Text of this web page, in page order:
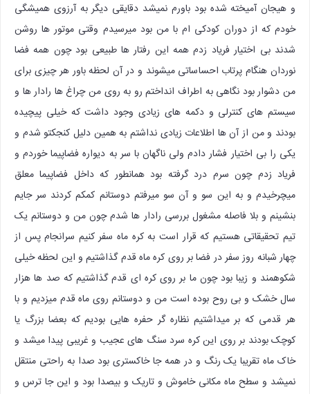
و هیجان آمیخته شده بود باورم نمیشد دقایقی دیگر به آرزوی همیشگی
خودم که از دوران کودکی ام با من بود میرسیدم وقتی موتور ها روشن
شدند بی اختیار فریاد زدم همه این رفتار ها طبیعی بود چون همه فضا
نوردان هنگام پرتاب احساساتی میشوند و در آن لحظه باور هر چیزی برای
من دشوار بود نگاهی به اطراف انداختم رو به روی من چراغ ها رادار ها و
سیستم های کنترلی و دکمه های زیادی وجود داشت که خیلی پیچیده
بودند و من از آن ها اطلاعات زیادی نداشتم به همین دلیل کنجکتو شدم و
یکی را بی اختیار فشار دادم ولی ناگهان با سر به دیواره فضاپیما خوردم و
فریاد زدم چون سرم درد گرفته بود همانطور که داخل فضاپیما معلق
میچرخیدم و به این سو و آن سو میرفتم دوستانم کمکم کردند سر جایم
بنشینم و بلا فاصله مشغول بررسی رادار ها شدم چون من و دوستانم یک
تیم تحقیقاتی هستیم که قرار است به کره ماه سفر کنیم سرانجام پس از
چهار شبانه روز سفر در فضا بر روی کره ماه قدم گذاشتیم و این لحظه خیلی
شکوهمند و زیبا بود چون ما بر روی کره ای قدم گذاشتیم که صد ها هزار
سال خشک و بی روح بوده است من و دوستانم روی ماه قدم میزدیم و با
هر قدمی که بر میداشتیم نظاره گر حفره هایی بودیم که بعضا بزرگ یا
کوچک بودند بر روی این کره سرد سنگ های عجیب و غریبی پیدا میشد و
خاک ماه تقریبا یک رنگ و در همه جا خاکستری بود صدا به راحتی منتقل
نمیشد و سطح ماه مکانی خاموش و تاریک و بیصدا بود و این جا ترس و